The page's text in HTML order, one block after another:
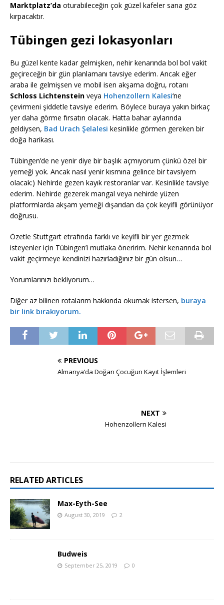
Marktplatz’da oturabileceğin çok güzel kafeler sana göz
kırpacaktır.
Tübingen gezi lokasyonları
Bu güzel kente kadar gelmişken, nehir kenarında bol bol vakit
geçireceğin bir gün planlamanı tavsiye ederim. Ancak eğer
araba ile gelmişsen ve mobil isen akşama doğru, rotanı
Schloss Lichtenstein veya Hohenzollern Kalesi‘ne
çevirmeni şiddetle tavsiye ederim. Böylece buraya yakın birkaç
yer daha görme fırsatın olacak. Hatta bahar aylarında
geldiysen, Bad Urach Şelalesi kesinlikle görmen gereken bir
doğa harikası.
Tübingen’de ne yenir diye bir başlık açmıyorum çünkü özel bir
yemeği yok. Ancak nasıl yenir kısmına gelince bir tavsiyem
olacak:) Nehirde gezen kayık restoranlar var. Kesinlikle tavsiye
ederim. Nehirde gezerek mangal veya nehirde yüzen
platformlarda akşam yemeği dışarıdan da çok keyifli görünüyor
doğrusu.
Özetle Stuttgart etrafında farklı ve keyifli bir yer gezmek
isteyenler için Tübingen’i mutlaka öneririm. Nehir kenarında bol
vakit geçirmeye kendinizi hazırladığınız bir gün olsun…
Yorumlarınızı bekliyorum…
Diğer az bilinen rotalarım hakkında okumak istersen, buraya
bir link bırakıyorum.
PREVIOUS
Almanya’da Doğan Çocuğun Kayıt İşlemleri
NEXT
Hohenzollern Kalesi
RELATED ARTICLES
Max-Eyth-See
August 30, 2019 2
Budweis
September 25, 2019 0